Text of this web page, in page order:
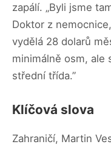
zapálí. „Byli jsme
Doktor z
vydělá 28 dolarů
minimálně osm, ale
střední třída.”
Klíčová slova
Zahraničí, Martin